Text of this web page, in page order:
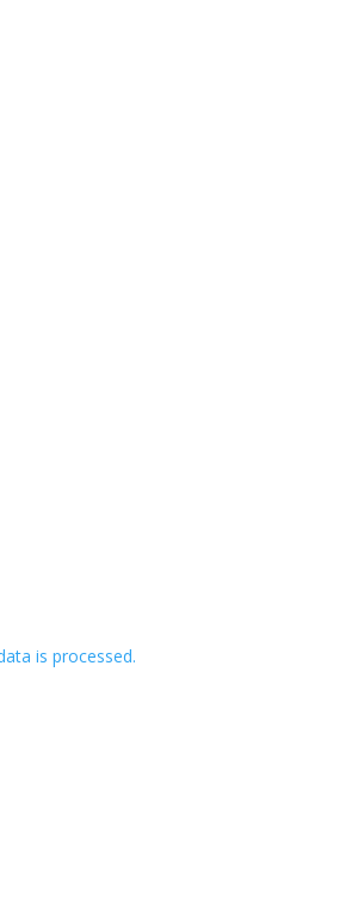
is processed.